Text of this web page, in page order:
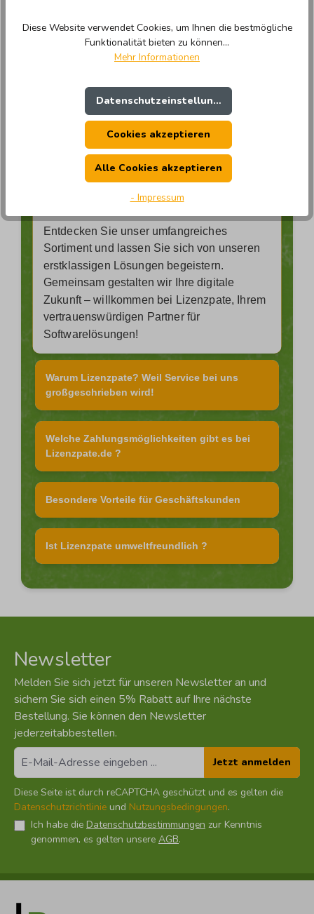
bestens in der vielfältigen Welt der Software
aus und steht Ihnen mit Rat und Tat zur
Bei uns erwarten Sie nicht nur hochwertige
Produkte, sondern ein Einkaufserlebnis, das
Ihre Erwartungen übertrifft. Einfachheit,
Inspiration und Verlässlichkeit stehen bei
uns im Mittelpunkt – damit Sie genau die
Software finden, die zu Ihren individuellen
Bedürfnissen passt.
Entdecken Sie unser umfangreiches
Sortiment und lassen Sie sich von unseren
erstklassigen Lösungen begeistern.
Gemeinsam gestalten wir Ihre digitale
Zukunft – willkommen bei Lizenzpate, Ihrem
vertrauenswürdigen Partner für
Softwarelösungen!
Warum Lizenzpate? Weil Service bei uns
großgeschrieben wird!
Welche Zahlungsmöglichkeiten gibt es bei
Lizenzpate.de ?
Besondere Vorteile für Geschäftskunden
Ist Lizenzpate umweltfreundlich ?
Newsletter
Melden Sie sich jetzt für unseren Newsletter an und
sichern Sie sich einen 5% Rabatt auf Ihre nächste
Bestellung. Sie können den Newsletter
jederzeitabbestellen.
Diese Seite ist durch reCAPTCHA geschützt und es gelten die
Datenschutzrichtlinie und Nutzungsbedingungen.
Ich habe die Datenschutzbestimmungen zur Kenntnis
genommen, es gelten unsere AGB.
Jetzt anmelden
Diese Website verwendet Cookies, um Ihnen die bestmögliche
Funktionalität bieten zu können...
Mehr Informationen
Datenschutzeinstellungen
Cookies akzeptieren
Alle Cookies akzeptieren
- Impressum